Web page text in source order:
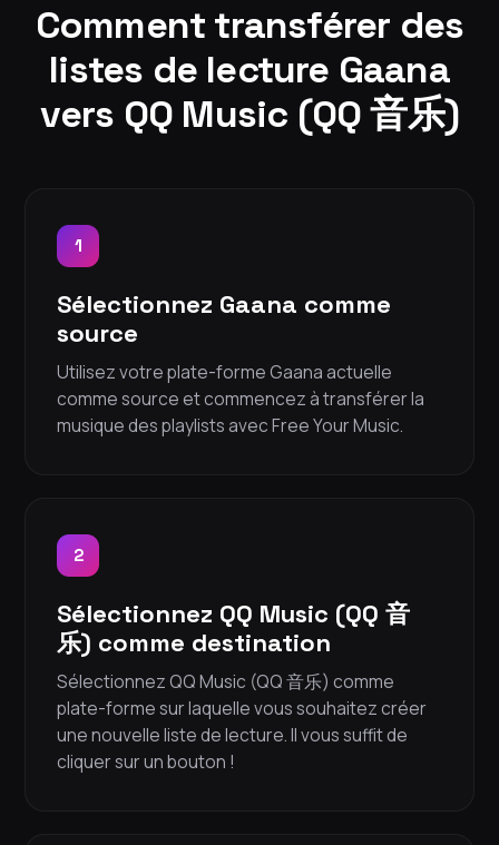
Comment transférer des
listes de lecture Gaana
vers QQ Music (QQ 音乐)
1
Sélectionnez Gaana comme
source
Utilisez votre plate-forme Gaana actuelle
comme source et commencez à transférer la
musique des playlists avec Free Your Music.
2
Sélectionnez QQ Music (QQ 音
乐) comme destination
Sélectionnez QQ Music (QQ 音乐) comme
plate-forme sur laquelle vous souhaitez créer
une nouvelle liste de lecture. Il vous suffit de
cliquer sur un bouton !